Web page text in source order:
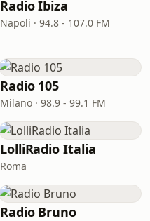
Radio Ibiza
Napoli · 94.8 - 107.0 FM
Radio 105
Milano · 98.9 - 99.1 FM
LolliRadio Italia
Roma
Radio Bruno